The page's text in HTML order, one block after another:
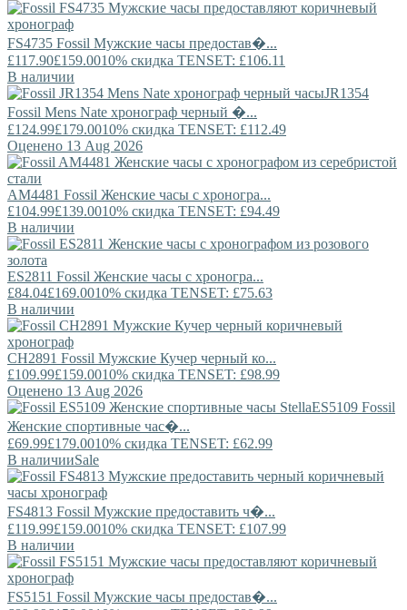
FS4735 Fossil Мужские часы предостав�...
£117.90£159.0010% скидка TENSET: £106.11
В наличии
JR1354
Fossil Mens Nate хронограф черный �...
£124.99£179.0010% скидка TENSET: £112.49
Оценено 13 Aug 2026
AM4481 Fossil Женские часы с хроногра...
£104.99£139.0010% скидка TENSET: £94.49
В наличии
ES2811 Fossil Женские часы с хроногра...
£84.04£169.0010% скидка TENSET: £75.63
В наличии
CH2891 Fossil Мужские Кучер черный ко...
£109.99£159.0010% скидка TENSET: £98.99
Оценено 13 Aug 2026
ES5109 Fossil
Женские спортивные час�...
£69.99£179.0010% скидка TENSET: £62.99
В наличииSale
FS4813 Fossil Мужские предоставить ч�...
£119.99£159.0010% скидка TENSET: £107.99
В наличии
FS5151 Fossil Мужские часы предостав�...